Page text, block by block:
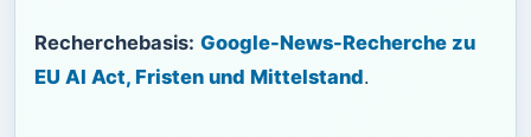
Recherchebasis: Google-News-Recherche zu
EU AI Act, Fristen und Mittelstand.